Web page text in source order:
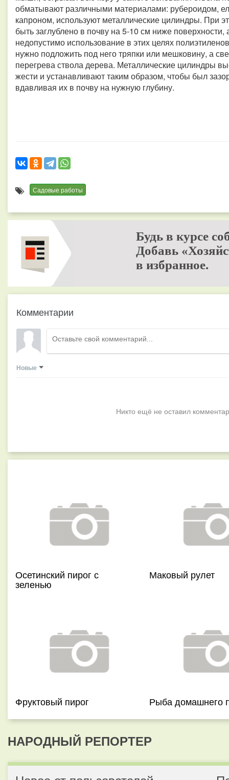
обматывают различными материалами: рубероидом,
капроном, используют металлические цилиндры. При
быть заглублено в почву на 5-10 см ниже
недопустимо использование в этих целях
нужно подложить под него тряпки или мешковину, а
перегрева ствола дерева. Металлические цилиндры
жести и устанавливают таким образом, чтобы был
вдавливая их в почву на нужную глубину.
Садовые работы
Будь в курсе
Добавь
в избранное.
Комментарии
Новые
Никто ещё не оставил
Осетинский пирог с
зеленью
Маковый рулет
Фруктовый пирог Рыба домашнего
НАРОДНЫЙ РЕПОРТЕР